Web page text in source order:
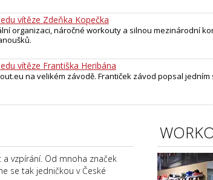
vítěze Zdeňka Kopečka
organizaci, náročné workouty a silnou mezinárodní
vítěze Františka Heribána
na velikém závodě. Frantiček závod popsal jedním
a vzpírání. Od mnoha značek
se tak jedničkou v České